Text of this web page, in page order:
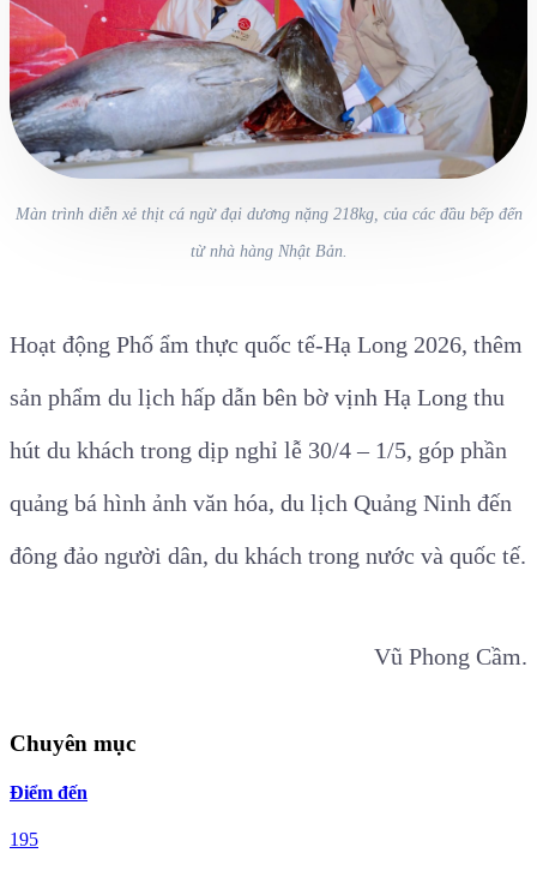
Màn trình diễn xẻ thịt cá ngừ đại dương nặng 218kg, của các đầu bếp đến
từ nhà hàng Nhật Bản.
Hoạt động Phố ẩm thực quốc tế-Hạ Long 2026, thêm
sản phẩm du lịch hấp dẫn bên bờ vịnh Hạ Long thu
hút du khách trong dịp nghỉ lễ 30/4 – 1/5, góp phần
quảng bá hình ảnh văn hóa, du lịch Quảng Ninh đến
đông đảo người dân, du khách trong nước và quốc tế.
Vũ Phong Cầm.
Chuyên mục
Điểm đến
195